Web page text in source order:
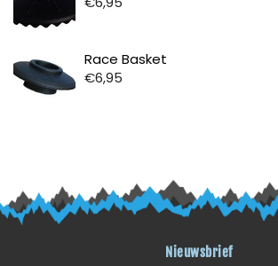
Race Basket
€6,95
Nieuwsbrief